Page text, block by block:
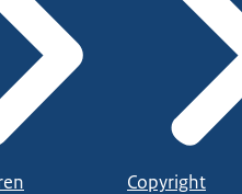
Copyright